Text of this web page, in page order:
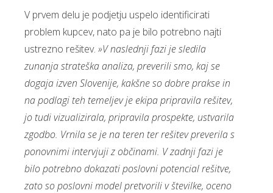
V prvem delu je podjetju uspelo identificirati
problem kupcev, nato pa je bilo potrebno najti
ustrezno rešitev. »V naslednji fazi je sledila
zunanja strateška analiza, preverili smo, kaj se
dogaja izven Slovenije, kakšne so dobre prakse in
na podlagi teh temeljev je ekipa pripravila rešitev,
jo tudi vizualizirala, pripravila prospekte, ustvarila
zgodbo. Vrnila se je na teren ter rešitev preverila s
ponovnimi intervjuji z občinami. V zadnji fazi je
bilo potrebno dokazati poslovni potencial rešitve,
zato so poslovni model pretvorili v številke, oceno